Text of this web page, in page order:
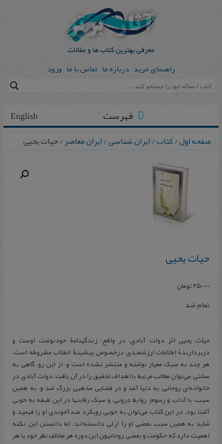
راهنمای خرید درباره ما تماس با ما ورود
English فهرست
صفحه اول/کتاب/ایران شناسی/ایران معاصر/ حیات‌ یحیی
حیات‌ یحیی
250,000تومان
تمام شد
حیات یحیی اثر دولت آبادی، در واقع، زندگینامۀ خودنوشت اوست و
دربردارندۀ اطلاعات ارزشمندی درخصوص پیشینۀ انقلاب مشروطه است،
هر چند به سبک معیار نوشته و منتشر نشده است و، از این رو، گاهی به
سختی می‌توان مطالب مرتبط با اهداف تحقیق را در آن یافت. دولت آبادی در
خانواده‌ای روحانی به دنیا آمد و در فضایی مذهبی بزرگ شد و، به همین
سبب، با آداب و رسوم، روابط درونی، و سبک رقابتها در این طبقه به خوبی
آشنا بود. در این کتاب می‌توان به خوبی رویکرد ضدآخوندی او را فهمید و
شاید به همین سبب بعضی او را اَزَلی دانسته‌‌اند. اما دانستن این نکته
اهمیت دارد که حکومت و بعضی روحانیونِ این دوره هر مخالفِ نظر خود یا هر